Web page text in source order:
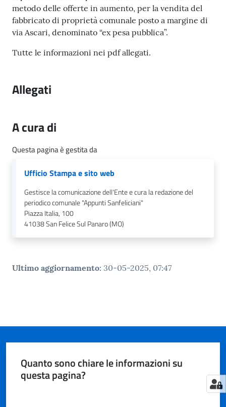
i
o
i
i
o
Sportello
SUE
Seguici
metodo delle offerte in aumento, per la vendita del
fabbricato di proprietà comunale posto a margine di
via Ascari, denominato “ex pesa pubblica”.
Tutte le informazioni nei pdf allegati.
Allegati
A cura di
Questa pagina è gestita da
Ufficio Stampa e sito web
Gestisce la comunicazione dell'Ente e cura la redazione del
periodico comunale "Appunti Sanfeliciani"
Piazza Italia, 100
41038San Felice Sul Panaro (MO)
Ultimo aggiornamento: 30-05-2025, 07:47
Quanto sono chiare le informazioni su
questa pagina?